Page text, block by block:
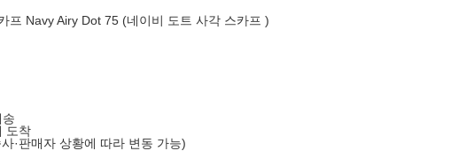
프 Navy Airy Dot 75 (네이비 도트 사각 스카프 )
도착
·판매자 상황에 따라 변동 가능)